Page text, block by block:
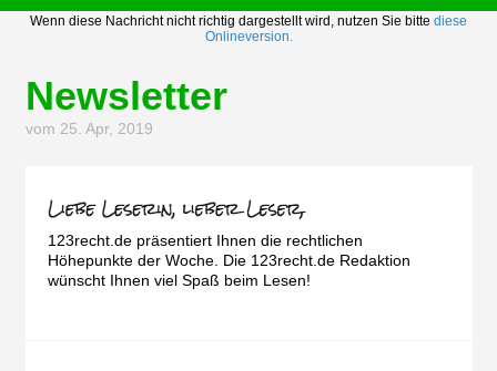
Wenn diese Nachricht nicht richtig dargestellt wird, nutzen Sie bitte diese
Onlineversion.
Newsletter
vom 25. Apr, 2019
123recht.de präsentiert Ihnen die rechtlichen
Höhepunkte der Woche. Die 123recht.de Redaktion
wünscht Ihnen viel Spaß beim Lesen!